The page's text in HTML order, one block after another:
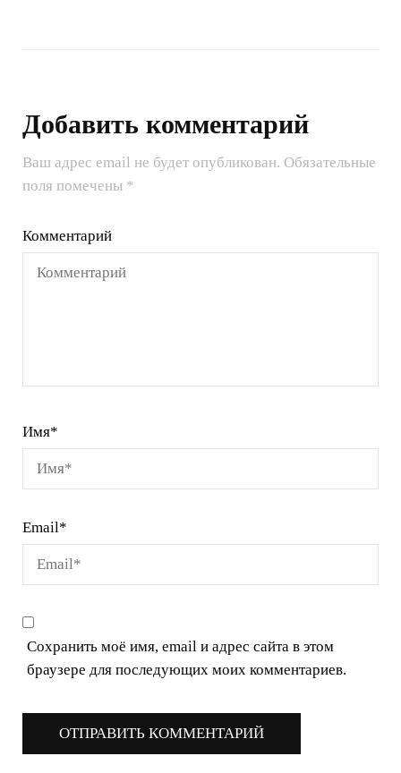
Добавить комментарий
Ваш адрес email не будет опубликован. Обязательные
поля помечены *
Комментарий
Имя*
Email*
Сохранить моё имя, email и адрес сайта в этом
браузере для последующих моих комментариев.